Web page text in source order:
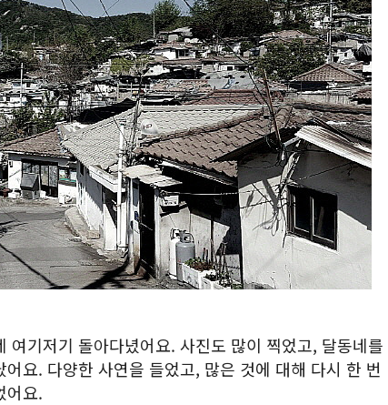
여기저기 돌아다녔어요. 사진도 많이 찍었고, 달동네를
요. 다양한 사연을 들었고, 많은 것에 대해 다시 한 번
어요.